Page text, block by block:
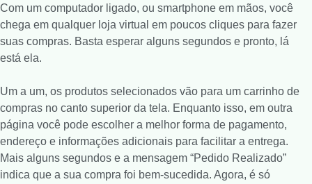
Com um computador ligado, ou smartphone em mãos, você
chega em qualquer loja virtual em poucos cliques para fazer
suas compras. Basta esperar alguns segundos e pronto, lá
está ela.
Um a um, os produtos selecionados vão para um carrinho de
compras no canto superior da tela. Enquanto isso, em outra
página você pode escolher a melhor forma de pagamento,
endereço e informações adicionais para facilitar a entrega.
Mais alguns segundos e a mensagem “Pedido Realizado”
indica que a sua compra foi bem-sucedida. Agora, é só